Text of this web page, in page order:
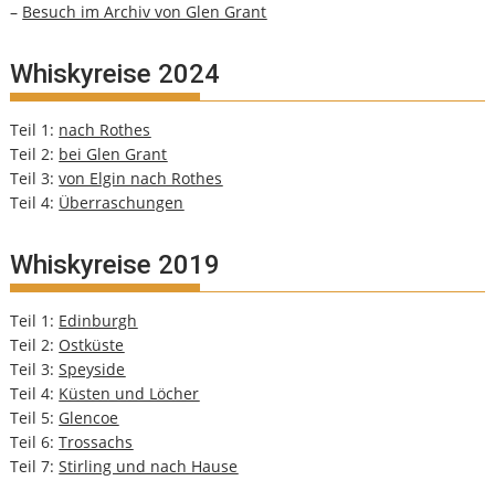
– Besuch im Archiv von Glen Grant
Whiskyreise 2024
Teil 1: nach Rothes
Teil 2: bei Glen Grant
Teil 3:von Elgin nach Rothes
Teil 4: Überraschungen
Whiskyreise 2019
Teil 1: Edinburgh
Teil 2: Ostküste
Teil 3:Speyside
Teil 4: Küsten und Löcher
Teil 5: Glencoe
Teil 6:Trossachs
Teil 7:Stirling und nach Hause